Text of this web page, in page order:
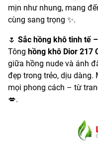
mịn như nhung, mang
cùng sang trọng ✨.
🌷 Sắc hồng khô tinh tế
Tông hồng khô Dior 217
giữa hồng nude và ánh
đẹp trong trẻo, dịu dàng.
mọi phong cách – từ
💋.